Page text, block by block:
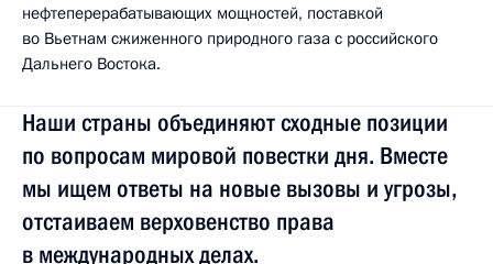
нефтеперерабатывающих мощностей, поставкой
во Вьетнам сжиженного природного газа с российского
Дальнего Востока.
Наши страны объединяют сходные позиции
по вопросам мировой повестки дня. Вместе
мы ищем ответы на новые вызовы и угрозы,
отстаиваем верховенство права
в международных делах.